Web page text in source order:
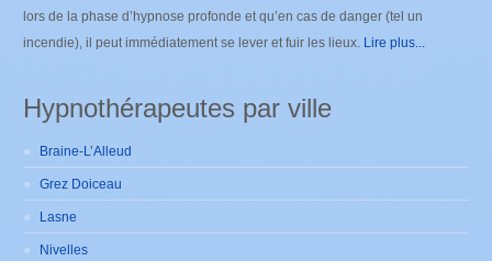
lors de la phase d’hypnose profonde et qu’en cas de danger (tel un
incendie), il peut immédiatement se lever et fuir les lieux. Lire plus...
Hypnothérapeutes par ville
Braine-L’Alleud
Grez Doiceau
Lasne
Nivelles